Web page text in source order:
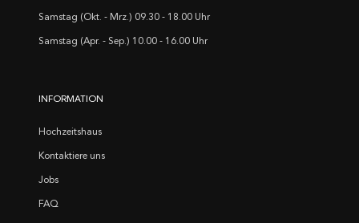
Samstag (Okt. - Mrz.) 09.30 - 18.00 Uhr
Samstag (Apr. - Sep.) 10.00 - 16.00 Uhr
INFORMATION
Hochzeitshaus
Kontaktiere uns
Jobs
FAQ